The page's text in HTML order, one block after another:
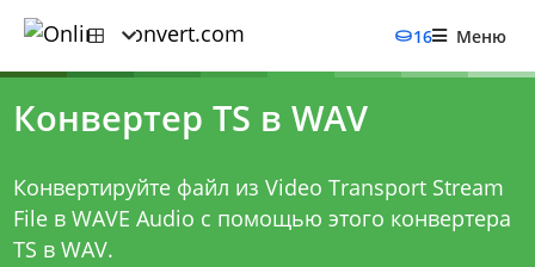
16 Меню
Конвертер TS в WAV
Конвертируйте файл из Video Transport Stream
File в WAVE Audio с помощью этого конвертера
TS в WAV.